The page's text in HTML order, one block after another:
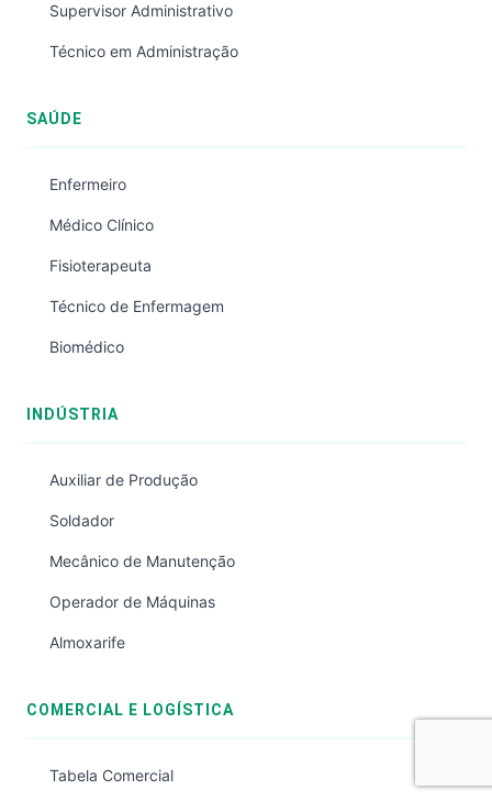
Supervisor Administrativo
Técnico em Administração
SAÚDE
Enfermeiro
Médico Clínico
Fisioterapeuta
Técnico de Enfermagem
Biomédico
INDÚSTRIA
Auxiliar de Produção
Soldador
Mecânico de Manutenção
Operador de Máquinas
Almoxarife
COMERCIAL E LOGÍSTICA
Tabela Comercial